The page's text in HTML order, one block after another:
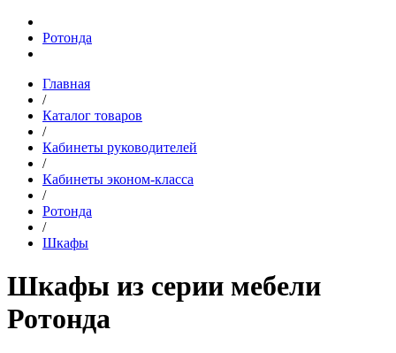
Ротонда
Главная
/
Каталог товаров
/
Кабинеты руководителей
/
Кабинеты эконом-класса
/
Ротонда
/
Шкафы
Шкафы из серии мебели
Ротонда